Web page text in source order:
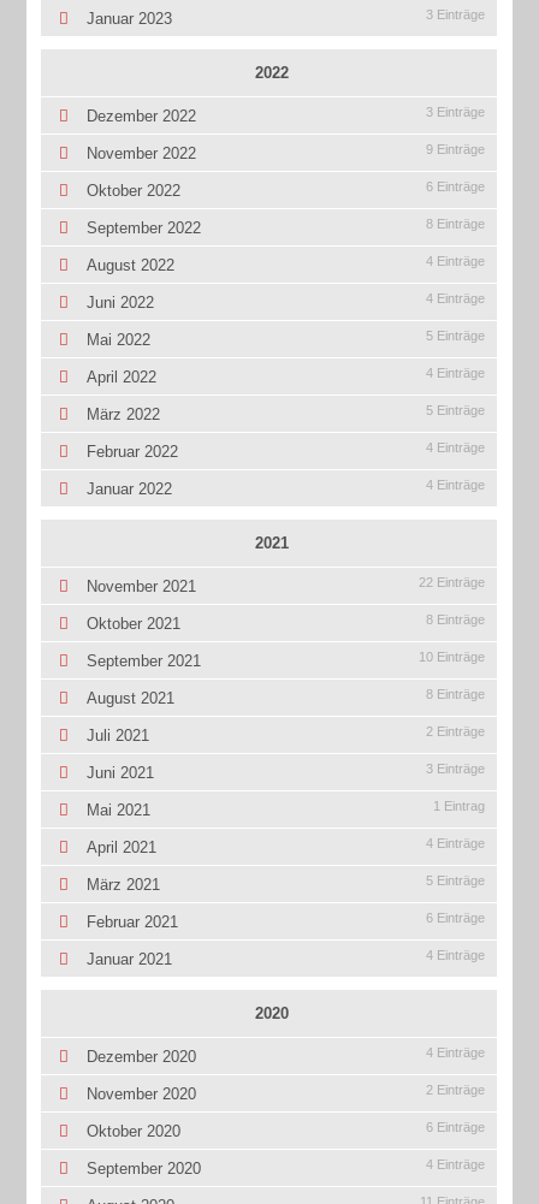
Januar 2023 3 Einträge
2022
Dezember 2022 3 Einträge
November 2022 9 Einträge
Oktober 2022 6 Einträge
September 2022 8 Einträge
August 2022 4 Einträge
Juni 2022 4 Einträge
Mai 2022 5 Einträge
April 2022 4 Einträge
März 2022 5 Einträge
Februar 2022 4 Einträge
Januar 2022 4 Einträge
2021
November 2021 22 Einträge
Oktober 2021 8 Einträge
September 2021 10 Einträge
August 2021 8 Einträge
Juli 2021 2 Einträge
Juni 2021 3 Einträge
Mai 2021 1 Eintrag
April 2021 4 Einträge
März 2021 5 Einträge
Februar 2021 6 Einträge
Januar 2021 4 Einträge
2020
Dezember 2020 4 Einträge
November 2020 2 Einträge
Oktober 2020 6 Einträge
September 2020 4 Einträge